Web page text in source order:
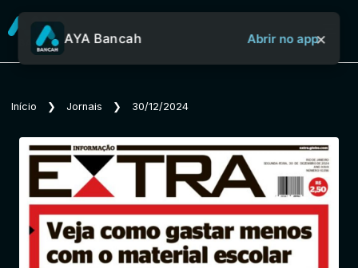
Sobre o Aya Bancah
Início
Revistas
AYA Bancah Abrir no app×
Início ❯ Jornais ❯ 30/12/2024